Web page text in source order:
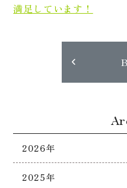
満足しています！
2026年
2025年